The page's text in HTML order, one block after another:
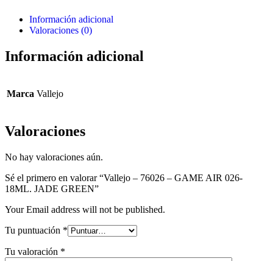
Información adicional
Valoraciones (0)
Información adicional
Marca Vallejo
Valoraciones
No hay valoraciones aún.
Sé el primero en valorar “Vallejo – 76026 – GAME AIR 026-
18ML. JADE GREEN”
Your Email address will not be published.
Tu puntuación *
Tu valoración *